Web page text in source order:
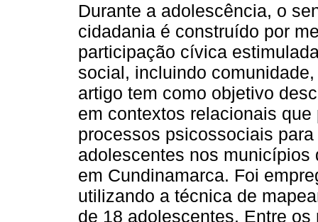
Durante a adolescência, o
cidadania é construído por
participação cívica
social, incluindo
artigo tem como objetivo
em contextos relacionais
processos psicossociais
adolescentes nos municípios
em Cundinamarca. Foi
utilizando a técnica de
de 18 adolescentes. Entre